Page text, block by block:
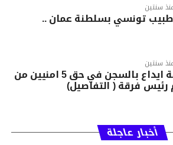
سنتين
تونسي بسلطنة عمان ..
سنتين
ابطاقة ايداع بالسجن في حق 5 امنيين من
رئيس فرقة ( التفاصيل)
أخبار عاجلة